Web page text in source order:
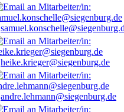
heike.krieger@siegenburg.de
andre.lehmann@siegenburg.de